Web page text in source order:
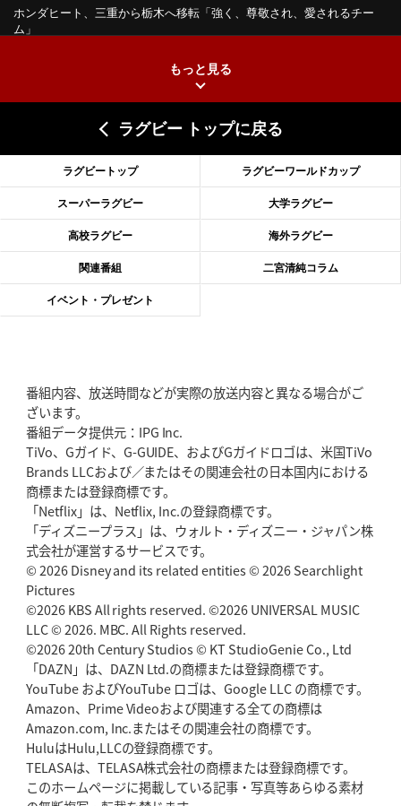
ホンダヒート、三重から栃木へ移転「強く、尊敬され、愛されるチー
ム」
2026年6月18日(木)更新
滑川剛人レフリー、早過ぎる引退「27年W杯の主審、遠のいた夢」
2026年6月11日(木)更新
神戸、リーグワン初優勝の道のりデイブ・レニーHCの功績と財産
2026年6月4日(木)更新
“泣き虫先生”こと山口良治氏死去「信は力なり」骨太の教育方針
2026年5月21日(木)更新
狭山RG、ライチェル海遥スタッフ入り
ッション
2026年5月14日(木)更新
神戸、1位通過の立役者レタリック
「悲運の闘将」宮地克実氏死去 熱血指導で埼玉WKの基礎築く
2026年4月30日(木)更新
BR東京、「ユニバーサルデー」の意義「特別からノーマルへ」が最終
ゴール
2026年4月23日(木)更新
元代表ラピース、今季限りで引退「クボタは10年いた自分のホーム」
2026年4月16日(木)更新
BL東京「強化拠点」を「共有財産」に新クラブハウスは「皆に開かれ
た空間」
もっと見る
ラグビー トップに戻る
ラグビートップ ラグビーワールドカップ
スーパーラグビー 大学ラグビー
高校ラグビー 海外ラグビー
関連番組 二宮清純コラム
イベント・プレゼント
番組内容、放送時間などが実際の放送内容と異なる場合がご
ざいます。
番組データ提供元：IPG Inc.
TiVo、Gガイド、G-GUIDE、およびGガイドロゴは、米国TiVo
Brands LLCおよび／またはその関連会社の日本国内における
商標または登録商標です。
「Netflix」は、Netflix, Inc.の登録商標です。
「ディズニープラス」は、ウォルト・ディズニー・ジャパン株
式会社が運営するサービスです。
© 2026 Disney and its related entities © 2026 Searchlight
Pictures
©2026 KBS All rights reserved. ©2026 UNIVERSAL MUSIC
LLC © 2026. MBC. All Rights reserved.
©2026 20th Century Studios © KT StudioGenie Co., Ltd
「DAZN」は、DAZN Ltd.の商標または登録商標です。
YouTube およびYouTube ロゴは、Google LLC の商標です。
Amazon、Prime Videoおよび関連する全ての商標は
Amazon.com, Inc.またはその関連会社の商標です。
HuluはHulu,LLCの登録商標です。
TELASAは、TELASA株式会社の商標または登録商標です。
このホームページに掲載している記事・写真等あらゆる素材